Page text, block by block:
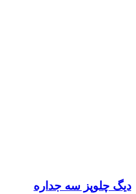
دیگ چلوپز سه جداره